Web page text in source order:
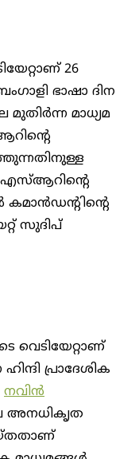
26
ഭാഷാ ദിന
മുതിർന്ന മാധ്യമ
സുദിപ്
പ്രാദേശിക
നവിൻ
അനധികൃത